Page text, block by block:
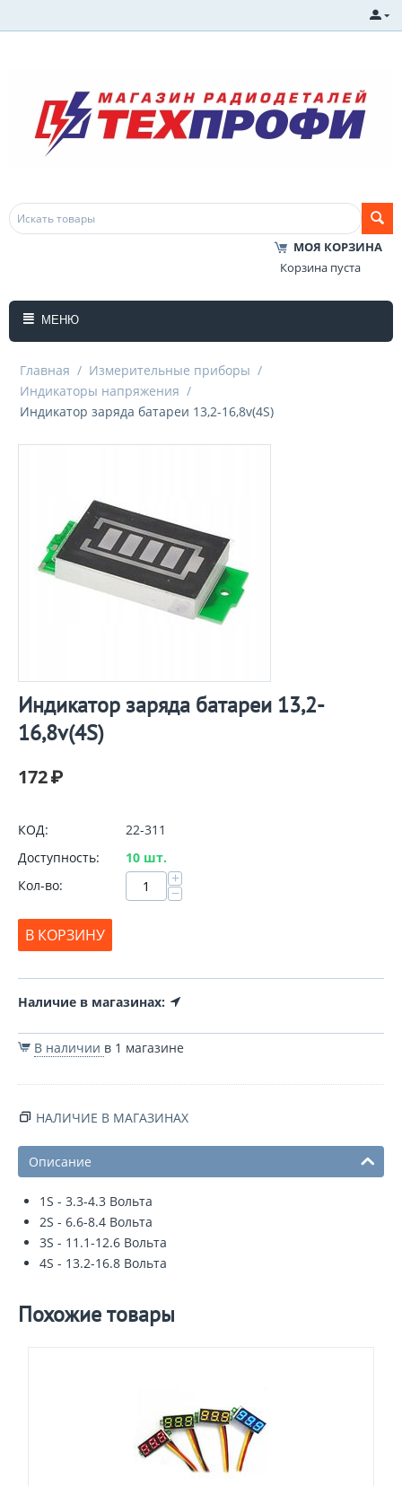
МОЯ КОРЗИНА
Корзина пуста
МЕНЮ
Главная / Измерительные приборы /
Индикаторы напряжения /
Индикатор заряда батареи 13,2-16,8v(4S)
Индикатор заряда батареи 13,2-
16,8v(4S)
172₽
КОД:
22-311
Доступность:
10 шт.
Кол-во:
+
−
В КОРЗИНУ
Наличие в магазинах:
В наличии в 1 магазине
НАЛИЧИЕ В МАГАЗИНАХ
Описание
1S - 3.3-4.3 Вольта
2S - 6.6-8.4 Вольта
3S - 11.1-12.6 Вольта
4S - 13.2-16.8 Вольта
Похожие товары